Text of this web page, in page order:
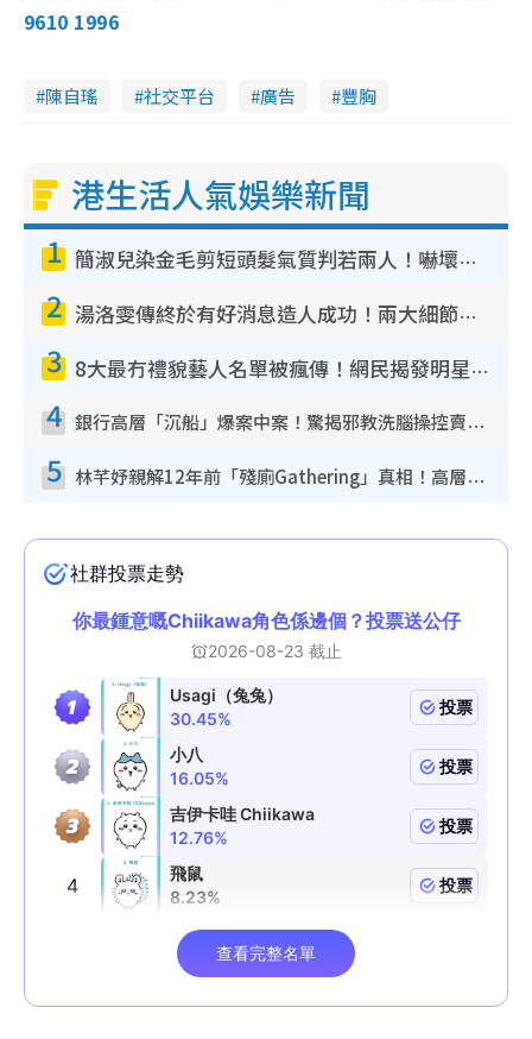
9610 1996
陳自瑤 社交平台 廣告 豐胸
港生活人氣娛樂新聞
1 簡淑兒染金毛剪短頭髮氣質判若兩人！嚇壞老公麥大力都認唔出：「你做咩事？」
2 湯洛雯傳終於有好消息造人成功！兩大細節曝孕味極濃惹猜測：大肚婆先會咁！
3 8大最冇禮貌藝人名單被瘋傳！網民揭發明星真面目 一致數臭呢位係無品天花板？
4 銀行高層「沉船」爆案中案！驚揭邪教洗腦操控賣淫被吞600萬 幕後黑手講多錯多
5 林芊妤親解12年前「殘廁Gathering」真相！高層解約一句話重創尊嚴至今拒返TVB